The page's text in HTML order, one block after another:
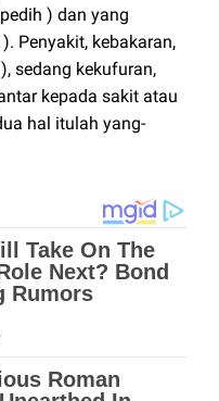
) dan yang
Penyakit, kebakaran,
sedang kekufuran,
kepada sakit atau
hal itulah yang-